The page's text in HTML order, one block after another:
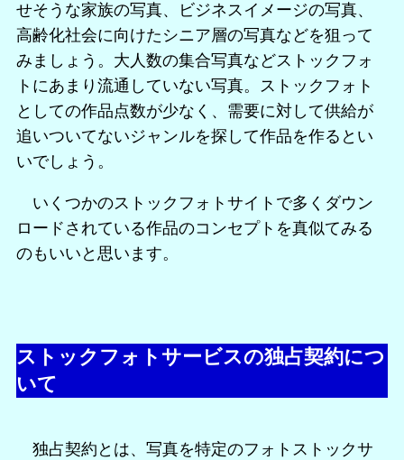
せそうな家族の写真、ビジネスイメージの写真、
高齢化社会に向けたシニア層の写真などを狙って
みましょう。大人数の集合写真などストックフォ
トにあまり流通していない写真。ストックフォト
としての作品点数が少なく、需要に対して供給が
追いついてないジャンルを探して作品を作るとい
いでしょう。
いくつかのストックフォトサイトで多くダウン
ロードされている作品のコンセプトを真似てみる
のもいいと思います。
ストックフォトサービスの独占契約につ
いて
独占契約とは、写真を特定のフォトストックサ